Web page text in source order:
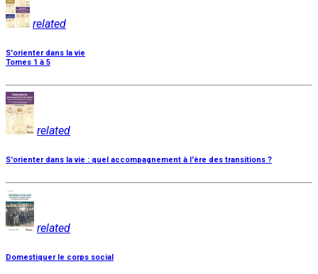
related
S'orienter dans la vie
Tomes 1 à 5
related
S'orienter dans la vie : quel accompagnement à l'ère des transitions ?
related
Domestiquer le corps social